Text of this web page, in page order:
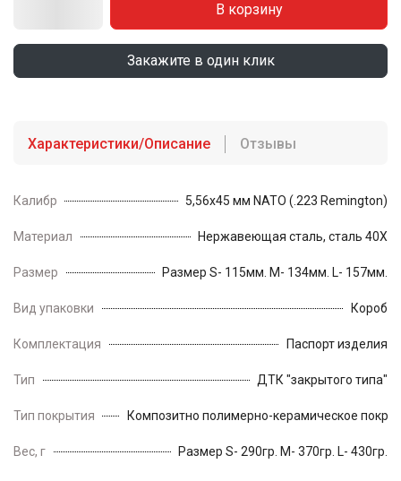
В корзину
Закажите в один клик
Характеристики/Описание Отзывы
Калибр 5,56х45 мм NATO (.223 Remington)
Материал Нержавеющая сталь, сталь 40Х
Размер Размер S- 115мм. M- 134мм. L- 157мм.
Вид упаковки Короб
Комплектация Паспорт изделия
Тип ДТК "закрытого типа"
Тип покрытия Композитно полимерно-керамическое
Вес, г Размер S- 290гр. M- 370гр. L- 430гр.